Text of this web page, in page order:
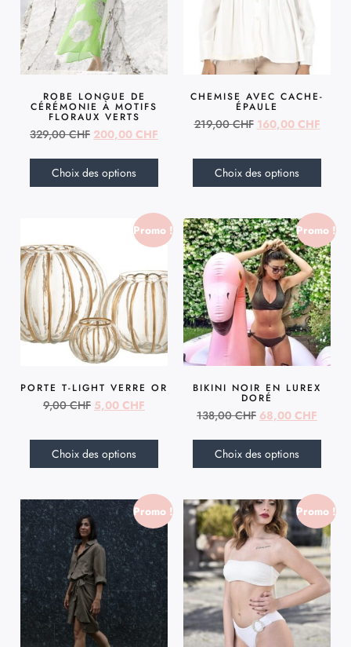
ROBE LONGUE DE
CÉRÉMONIE À MOTIFS
FLORAUX VERTS
329,00CHF 200,00 CHF
Choix des options
CHEMISE AVEC CACHE-
ÉPAULE
219,00CHF 160,00 CHF
Choix des options
Promo !
PORTE T-LIGHT VERRE OR
9,00CHF 5,00 CHF
Choix des options
Promo !
BIKINI NOIR EN LUREX
DORÉ
138,00CHF 68,00 CHF
Choix des options
Promo ! Promo !